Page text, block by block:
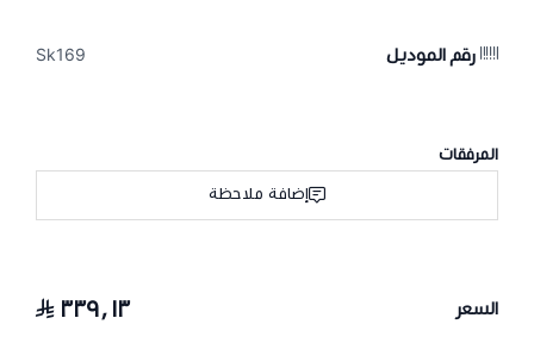
رقم الموديل Sk169
المرفقات
إضافة ملاحظة
السعر ٣٣٩٫١٣